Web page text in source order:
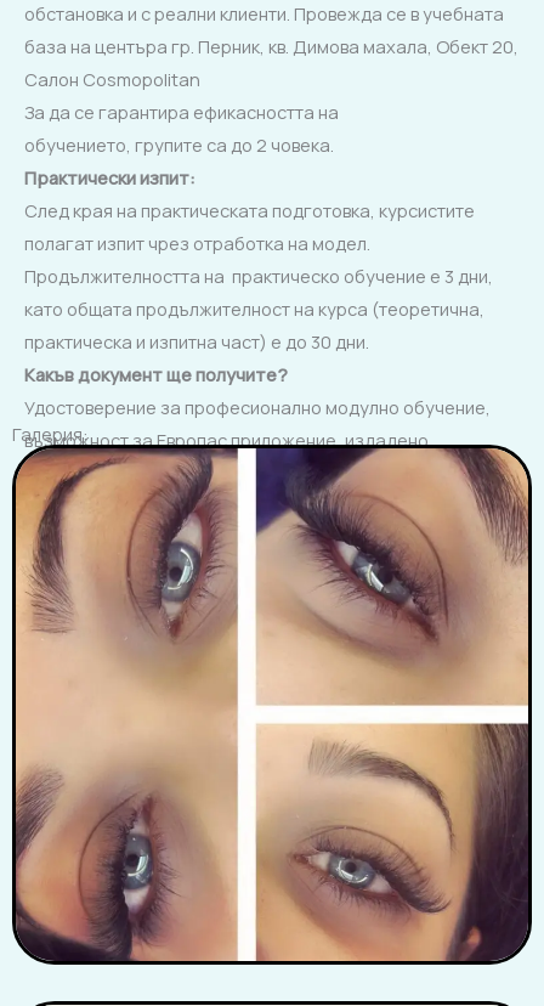
обстановка и с реални клиенти. Провежда се в учебната
база на центъра гр. Перник, кв. Димова махала, Обект 20,
Салон Cosmopolitan
За да се гарантира ефикасността на
обучението, групите са до 2 човека.
Практически изпит:
След края на практическата подготовка, курсистите
полагат изпит чрез отработка на модел.
Продължителността на практическо обучение е 3 дни,
като общата продължителност на курса (теоретична,
практическа и изпитна част) е до 30 дни.
Какъв документ ще получите?
Удостоверение за професионално модулно обучение,
възможност за Европас приложение, издадено
отЦентър за професионално обучение Д&Н Доверие
Галерия: